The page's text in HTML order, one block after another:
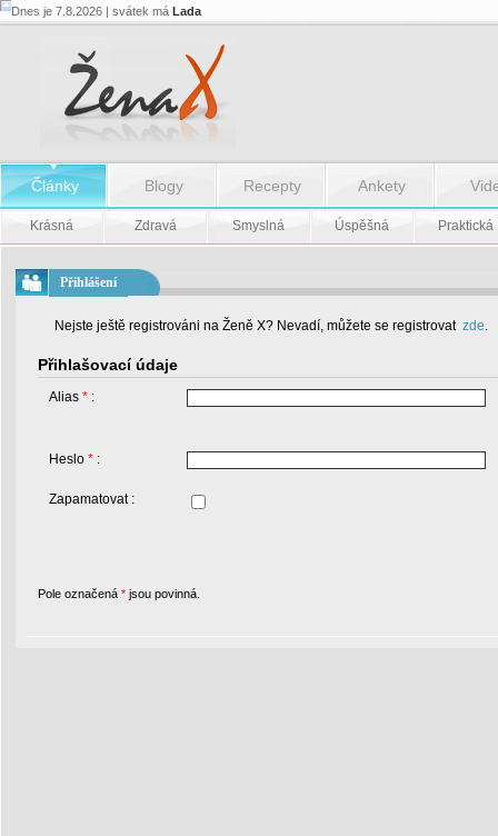
Dnes je 7.8.2026 | svátek má Lada
Články Blogy Recepty Ankety
Krásná Zdravá Smyslná Úspěšná Praktická
Přihlášení
Nejste ještě registrováni na Ženě X? Nevadí, můžete se registrovat zde.
Přihlašovací údaje
Alias * :
Heslo * :
Zapamatovat :
Pole označená * jsou povinná.